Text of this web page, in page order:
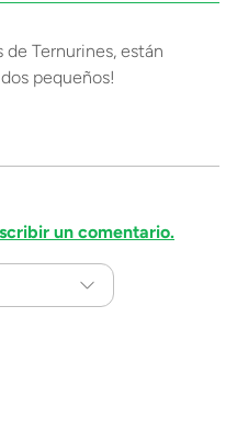
de Ternurines, están
pequeños!
un comentario.